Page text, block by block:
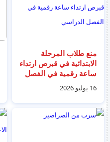
منع طلاب المرحلة
الابتدائية في قبرص ارتداء
ساعة رقمية في الفصل
الدراسي16 يوليو 2026